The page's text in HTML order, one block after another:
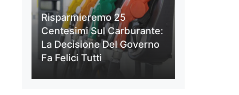
Risparmieremo 25
Centesimi Sul Carburante:
La Decisione Del Governo
Fa Felici Tutti